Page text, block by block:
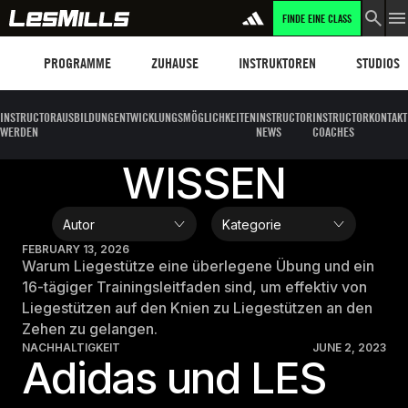
FINDE EINE CLASS
PROGRAMME ZUHAUSE INSTRUKTOREN STUDIOS
INSTRUCTOR
WERDEN
AUSBILDUNGENTWICKLUNGSMÖGLICHKEITENINSTRUCTOR
NEWS
INSTRUCTOR
COACHES
KONTAKT
WISSEN
FEBRUARY 13, 2026
Warum Liegestütze eine überlegene Übung und ein
16-tägiger Trainingsleitfaden sind, um effektiv von
Liegestützen auf den Knien zu Liegestützen an den
Zehen zu gelangen.
NACHHALTIGKEIT JUNE 2, 2023
Adidas und LES